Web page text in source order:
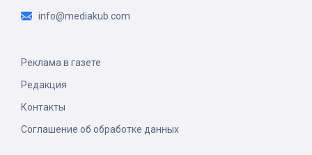
info@mediakub.com
Реклама в газете
Редакция
Контакты
Соглашение об обработке данных